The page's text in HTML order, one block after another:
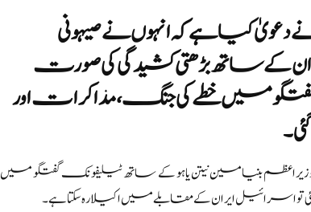
کیا ہے کہ انہوں نے صیہونی
کے ساتھ بڑھتی کشیدگی کی صورت
میں خطے کی جنگ، مذاکرات اور
بنیامین نیتن یاہو کے ساتھ ٹیلیفونک گفتگو میں
اسرائیل ایران کے مقابلے میں اکیلا رہ سکتا ہے۔